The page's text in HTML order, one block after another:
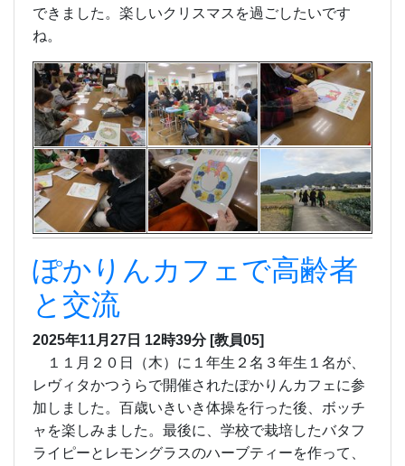
できました。楽しいクリスマスを過ごしたいです
ね。
ぽかりんカフェで高齢者
と交流
2025年11月27日 12時39分 [教員05]
１１月２０日（木）に１年生２名３年生１名が、
レヴィタかつうらで開催されたぽかりんカフェに参
加しました。百歳いきいき体操を行った後、ボッチ
ャを楽しみました。最後に、学校で栽培したバタフ
ライピーとレモングラスのハーブティーを作って、